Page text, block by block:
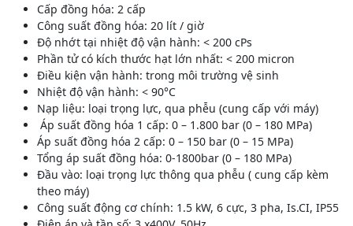
Cấp đồng hóa: 2 cấp
Công suất đồng hóa: 20 lít / giờ
Độ nhớt tại nhiệt độ vận hành: < 200 cPs
Phần tử có kích thước hạt lớn nhất: < 200 micron
Điều kiện vận hành: trong môi trường vệ sinh
Nhiệt độ vận hành: < 90°C
Nạp liệu: loại trọng lực, qua phễu (cung cấp với máy)
Áp suất đồng hóa 1 cấp: 0 – 1.800 bar (0 – 180 MPa)
Áp suất đồng hóa 2 cấp: 0 – 150 bar (0 – 15 MPa)
Tổng áp suất đồng hóa: 0-1800bar (0 – 180 MPa)
Đầu vào: loại trọng lực thông qua phễu ( cung cấp kèm
theo máy)
Công suất động cơ chính: 1.5 kW, 6 cực, 3 pha, Is.CI, IP55